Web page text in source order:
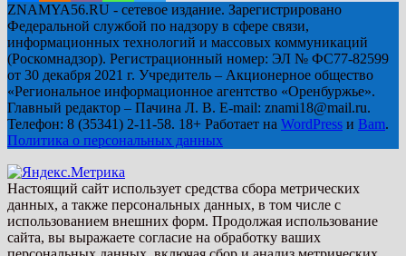
ZNAMYA56.RU - сетевое издание. Зарегистрировано
Федеральной службой по надзору в сфере связи,
информационных технологий и массовых коммуникаций
(Роскомнадзор). Регистрационный номер: ЭЛ № ФС77-82599
от 30 декабря 2021 г. Учредитель – Акционерное общество
«Региональное информационное агентство «Оренбуржье».
Главный редактор – Пачина Л. В. E-mail: znami18@mail.ru.
Телефон: 8 (35341) 2-11-58. 18+ Работает на WordPress и Bam.
Политика о персональных данных
Настоящий сайт использует средства сбора метрических
данных, а также персональных данных, в том числе с
использованием внешних форм. Продолжая использование
сайта, вы выражаете согласие на обработку ваших